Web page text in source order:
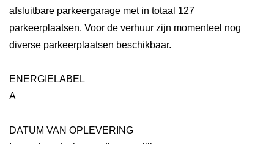
afsluitbare parkeergarage met in totaal 127
parkeerplaatsen. Voor de verhuur zijn momenteel nog
diverse parkeerplaatsen beschikbaar.
ENERGIELABEL
A
DATUM VAN OPLEVERING